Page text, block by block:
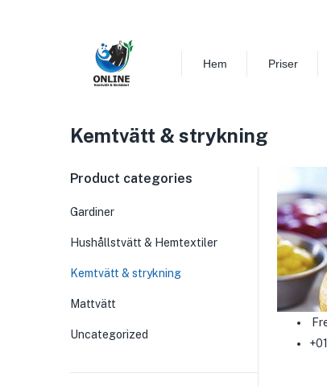
Hem Priser
Kemtvätt & strykning
Product categories
Gardiner
Hushållstvätt & Hemtextiler
Kemtvätt & strykning
Mattvätt
Uncategorized